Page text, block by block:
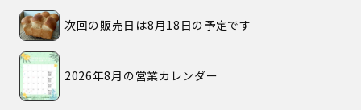
次回の販売日は8月18日の予定です
2026年8月の営業カレンダー